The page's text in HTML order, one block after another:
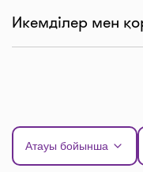
Икемділер мен
Атауы бойынша